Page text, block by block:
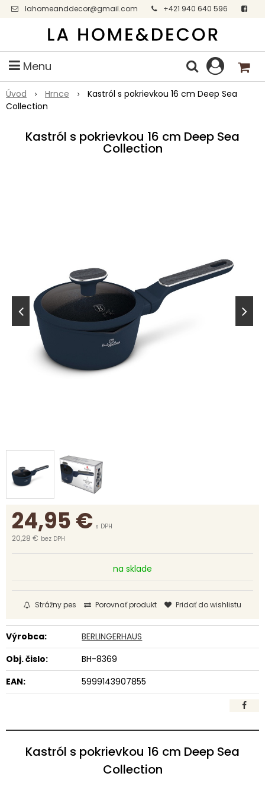
lahomeanddecor@gmail.com
+421 940 640 596
Facebook
Menu
Úvod Hrnce
Kastról s pokrievkou 16 cm Deep Sea
Collection
Kastról s pokrievkou 16 cm Deep Sea
Collection
24,95€ s DPH
20,28 € bez DPH
na sklade
Strážny pes Porovnať produkt Pridať do wishlistu
Výrobca:
BERLINGERHAUS
Obj. čislo:
BH-8369
EAN:
5999143907855
Kastról s pokrievkou 16 cm Deep Sea
Collection